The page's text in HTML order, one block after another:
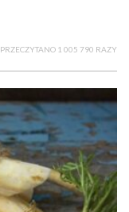
PRZECZYTANO 1 005 790 RAZY